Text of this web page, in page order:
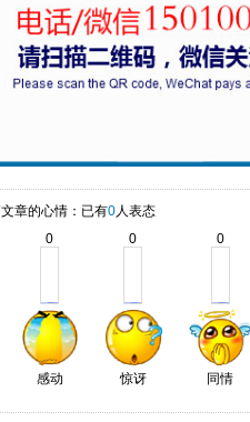
章的心情：已有0人表态
0
感动
0
惊讶
0
同情